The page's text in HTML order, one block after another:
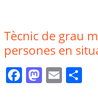
Tècnic de grau
persones en
Facebook
Email